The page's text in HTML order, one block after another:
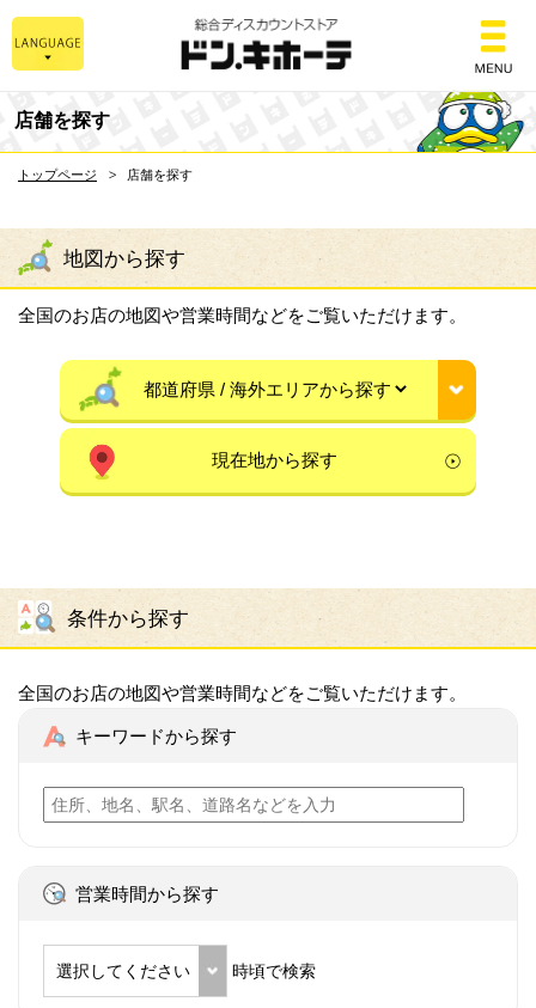
総合ディスカウント
店舗を探す
トップページ 店舗を探す
地図から探す
全国のお店の地図や営業時間などをご覧いただけます。
現在地から探す
条件から探す
全国のお店の地図や営業時間などをご覧いただけます。
キーワードから探す
営業時間から探す
選択してください 時頃で検索